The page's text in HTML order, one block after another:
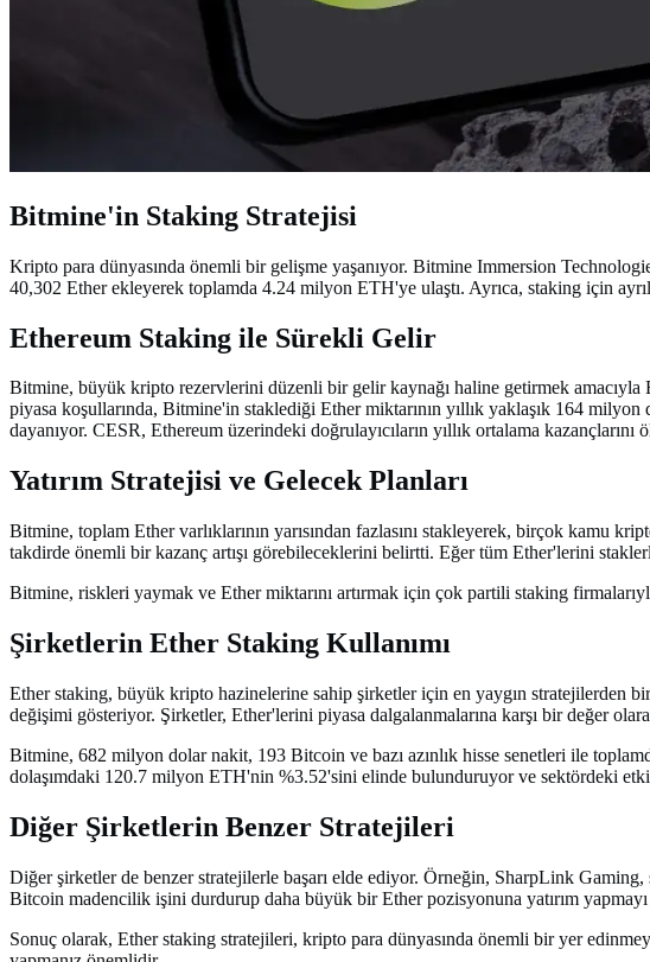
Bitmine'in Staking Stratejisi
Kripto para dünyasında önemli bir gelişme yaşanıyor. Bitmine Immersion
40,302 Ether ekleyerek toplamda 4.24 milyon ETH'ye ulaştı. Ayrıca, staking için
Ethereum Staking ile Sürekli Gelir
Bitmine, büyük kripto rezervlerini düzenli bir gelir kaynağı haline getirmek amacıyla
piyasa koşullarında, Bitmine'in staklediği Ether miktarının yıllık yaklaşık 164
dayanıyor. CESR, Ethereum üzerindeki doğrulayıcıların yıllık ortalama kazançlarını
Yatırım Stratejisi ve Gelecek Planları
Bitmine, toplam Ether varlıklarının yarısından fazlasını stakleyerek, birçok kamu
takdirde önemli bir kazanç artışı görebileceklerini belirtti. Eğer tüm Ether'lerini
Bitmine, riskleri yaymak ve Ether miktarını artırmak için çok partili staking
Şirketlerin Ether Staking Kullanımı
Ether staking, büyük kripto hazinelerine sahip şirketler için en yaygın stratejilerden
değişimi gösteriyor. Şirketler, Ether'lerini piyasa dalgalanmalarına karşı bir değer
Bitmine, 682 milyon dolar nakit, 193 Bitcoin ve bazı azınlık hisse senetleri ile
dolaşımdaki 120.7 milyon ETH'nin %3.52'sini elinde bulunduruyor ve sektördeki
Diğer Şirketlerin Benzer Stratejileri
Diğer şirketler de benzer stratejilerle başarı elde ediyor. Örneğin, SharpLink
Bitcoin madencilik işini durdurup daha büyük bir Ether pozisyonuna yatırım yapmayı
Sonuç olarak, Ether staking stratejileri, kripto para dünyasında önemli bir yer